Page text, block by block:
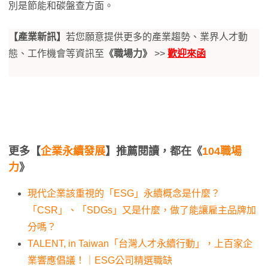
別是節能和碳盤查方面。
【產業新訊】 若您願意提供更多的產業趨勢、業界人才動
態、工作機會等資訊至 《職場力》 >> 歡迎來函
更多【企業永續發展】推薦閱讀，都在《104職場
力》
現代企業該重視的「ESG」永續概念是什麼？
「CSR」、「SDGs」又是什麼，做了能讓雇主品牌加
分嗎？
TALENT, in Taiwan「台灣人才永續行動」，上百家企
業響應倡議！｜ESG公司精選職缺